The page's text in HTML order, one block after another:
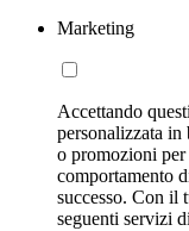
Marketing
Accettando
personalizzata in
o promozioni
comportamento
successo. Con il
seguenti servizi